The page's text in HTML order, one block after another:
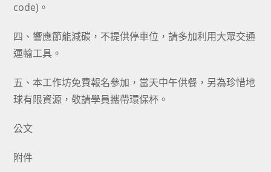
code)。
四、響應節能減碳，不提供停車位，請多加利用大眾交通
運輸工具。
五、本工作坊免費報名參加，當天中午供餐，另為珍惜地
球有限資源，敬請學員攜帶環保杯。
公文
附件